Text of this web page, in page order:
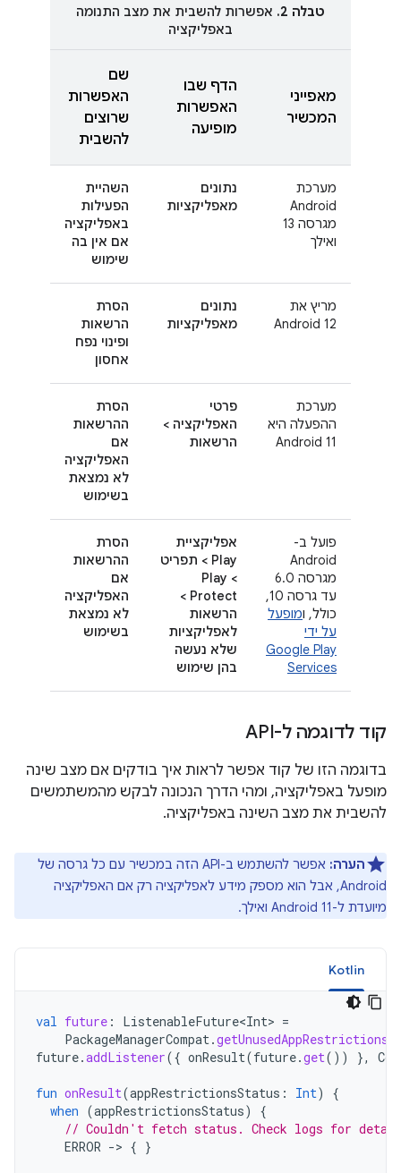
טבלה 2.
אפשרות להשבית את מצב התנומה
באפליקציה
מאפייני
המכשיר
הדף שבו
האפשרות
מופיעה
שם
האפשרות
שרוצים
להשבית
מערכת
Android
מגרסה 13
ואילך
נתונים
מאפליקציות
השהיית
הפעילות
באפליקציה
אם אין בה
שימוש
מריץ את
Android 12
נתונים
מאפליקציות
הסרת
הרשאות
ופינוי נפח
אחסון
מערכת
ההפעלה היא
Android 11
פרטי
האפליקציה >
הרשאות
הסרת
ההרשאות
אם
האפליקציה
לא נמצאת
בשימוש
פועל ב-
Android
מגרסה 6.0
עד גרסה 10,
כולל, ומופעל
על ידי
Google Play
Services
אפליקציית
Play > תפריט
> Play
Protect >
הרשאות
לאפליקציות
שלא נעשה
בהן שימוש
הסרת
ההרשאות
אם
האפליקציה
לא נמצאת
בשימוש
קוד לדוגמה ל-API
בדוגמה הזו של קוד אפשר לראות איך בודקים אם מצב שינה
מופעל באפליקציה, ומהי הדרך הנכונה לבקש מהמשתמשים
להשבית את מצב השינה באפליקציה.
הערה:
אפשר להשתמש ב-API הזה במכשיר עם כל גרסה של
Android, אבל הוא מספק מידע לאפליקציה רק אם האפליקציה
מיועדת ל-Android 11 ואילך.
Kotlin
val future : ListenableFuture<Int> =
PackageManagerCompat.
future.addListener({ onResult(future.get()) },
fun onResult(appRestrictionsStatus : Int)
{
when (appRestrictionsStatus)
{
// Couldn't fetch status. Check logs for
ERROR -> { }